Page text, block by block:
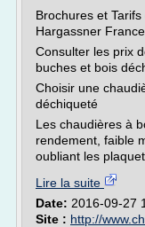
Brochures et
Hargassner France
Consulter les prix
buches et bois
Choisir une
déchiqueté
Les chaudières à
rendement, faible
oubliant les
Lire la suite
Date: 2016-09-27
Site : http://